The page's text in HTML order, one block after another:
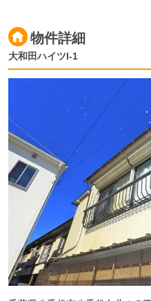
物件詳細
大和田ハイツI-1